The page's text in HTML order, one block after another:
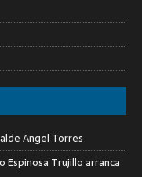
Angel Torres
Espinosa Trujillo arranca